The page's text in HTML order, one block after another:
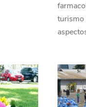
turismo